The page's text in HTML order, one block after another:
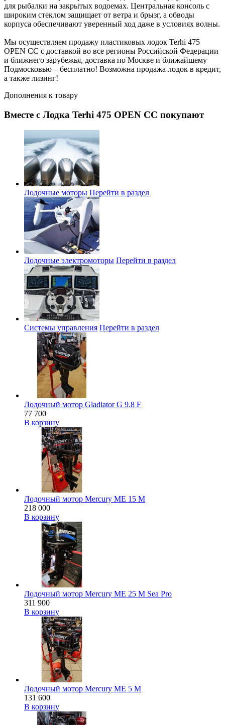
для рыбалки на закрытых водоемах. Центральная консоль с
широким стеклом защищает от ветра и брызг, а обводы
корпуса обеспечивают уверенный ход даже в условиях волны.
Мы осуществляем продажу пластиковых лодок Terhi 475
OPEN CC с доставкой во все регионы Российской Федерации
и ближнего зарубежья, доставка по Москве и ближайшему
Подмосковью – бесплатно! Возможна продажа лодок в кредит,
а также лизинг!
Дополнения к товару
Вместе с Лодка Terhi 475 OPEN CC покупают
Лодочные моторы Перейти в раздел
Лодочные электромоторы Перейти в раздел
Системы управления Перейти в раздел
Лодочный мотор Gladiator G 9.8 F
77 700
В корзину
Лодочный мотор Mercury ME 15 M
218 000
В корзину
Лодочный мотор Mercury ME 25 M Sea Pro
311 900
В корзину
Лодочный мотор Mercury ME 5 M
131 600
В корзину